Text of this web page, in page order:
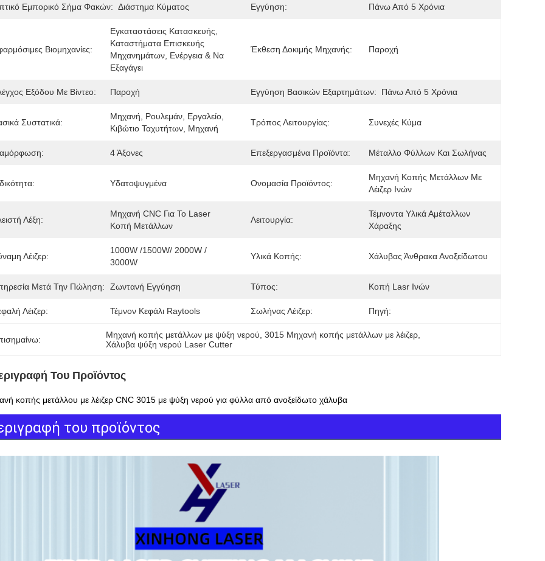
Εμπορικό Σήμα Φακών: Διάστημα Κύματος Εγγύηση: Πάνω Από 5 Χρόνια
Βιομηχανίες:
Εγκαταστάσεις Κατασκευής,
Καταστήματα Επισκευής
Μηχανημάτων, Ενέργεια & Να
Εξαγάγει
Έκθεση Δοκιμής Μηχανής: Παροχή
Εξόδου Με Βίντεο: Παροχή Εγγύηση Βασικών Εξαρτημάτων: Πάνω Από 5 Χρόνια
Συστατικά:
Μηχανή, Ρουλεμάν, Εργαλείο,
Κιβώτιο Ταχυτήτων, Μηχανή
Τρόπος Λειτουργίας: Συνεχές Κύμα
4 Άξονες Επεξεργασμένα Προϊόντα: Μέταλλο Φύλλων Και Σωλήνας
Υδατοψυγμένα Ονομασία Προϊόντος:
Μηχανή Κοπής Μετάλλων Με
Λέιζερ Ινών
Λέξη:
Μηχανή CNC Για Το Laser
Κοπή Μετάλλων
Λειτουργία:
Τέμνοντα Υλικά Αμέταλλων
Χάραξης
Λέιζερ:
1000W /1500W/ 2000W /
3000W
Υλικά Κοπής: Χάλυβας Άνθρακα Ανοξείδωτου
Μετά Την Πώληση: Ζωντανή Εγγύηση Τύπος: Κοπή Lasr Ινών
Λέιζερ: Τέμνον Κεφάλι Raytools Σωλήνας Λέιζερ: Πηγή:
Μηχανή κοπής μετάλλων με ψύξη νερού , 3015 Μηχανή κοπής μετάλλων με λέιζερ
Χάλυβα ψύξη νερού Laser Cutter
Του Προϊόντος
κοπής μετάλλου με λέιζερ CNC 3015 με ψύξη νερού για φύλλα από ανοξείδωτο χάλυβα
του προϊόντος